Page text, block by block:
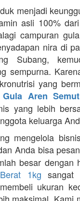
menjadi
asli 100%
campuran
nira di
Subang,
sempurna.
yang
Gula Aren
yang lebih
keluarga
mengelola
Anda bisa
besar dengan
1kg sangat
ukuran